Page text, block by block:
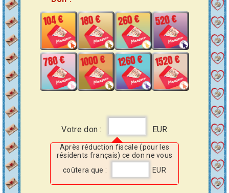
Votre don : EUR
Après réduction fiscale (pour les
résidents français) ce don ne vous
coûtera que :
EUR